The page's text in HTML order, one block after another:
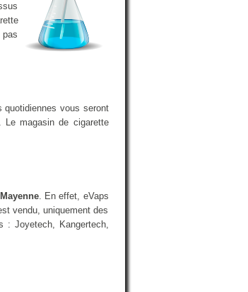
pas
quotidiennes vous seront
Le magasin de cigarette
Mayenne. En effet, eVaps
vendu, uniquement des
: Joyetech, Kangertech,